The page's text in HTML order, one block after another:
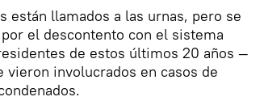
llamados a las urnas, pero se
el descontento con el sistema
de estos últimos 20 años —
involucrados en casos de